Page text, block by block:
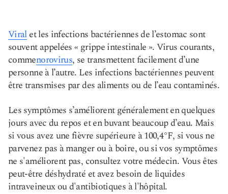
Viralet les infections bactériennes de l’estomac sont
souvent appelées « grippe intestinale ». Virus courants,
commenorovirus, se transmettent facilement d’une
personne à l’autre. Les infections bactériennes peuvent
être transmises par des aliments ou de l’eau contaminés.
Les symptômes s’améliorent généralement en quelques
jours avec du repos et en buvant beaucoup d’eau. Mais
si vous avez une fièvre supérieure à 100,4°F, si vous ne
parvenez pas à manger ou à boire, ou si vos symptômes
ne s'améliorent pas, consultez votre médecin. Vous êtes
peut-être déshydraté et avez besoin de liquides
intraveineux ou d'antibiotiques à l'hôpital.